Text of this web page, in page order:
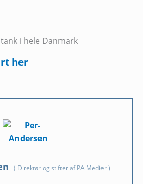
i hele Danmark
her
( Direktør og stifter af PA Medier)